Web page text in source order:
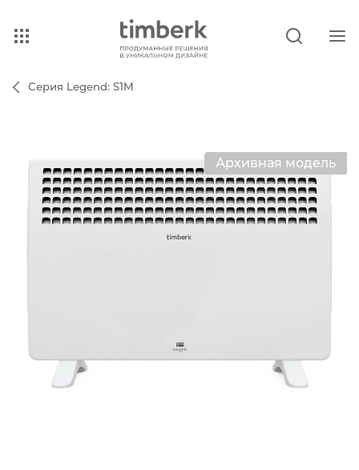
Серия Legend: S1M
Хит продаж
Архивная модель